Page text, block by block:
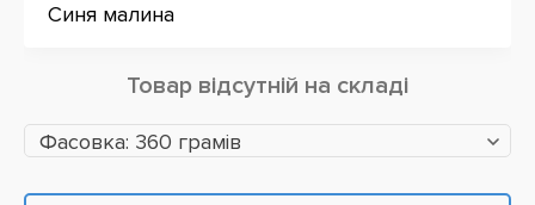
Синя малина
Товар відсутній на складі
Фасовка: 360 грамів